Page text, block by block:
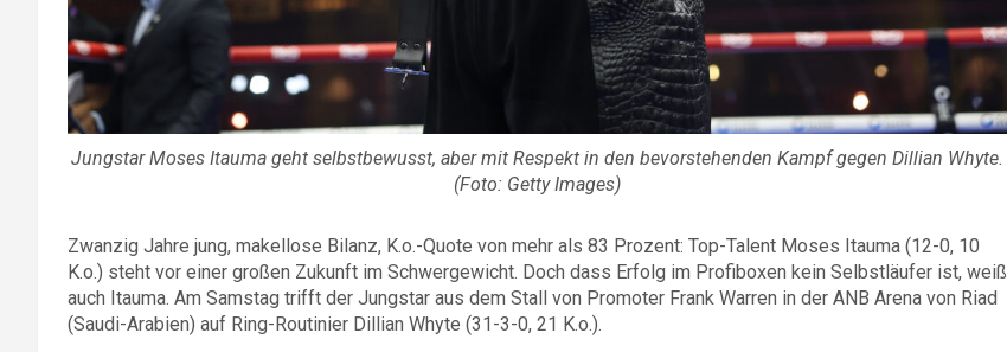
Jungstar Moses Itauma geht selbstbewusst, aber mit Respekt in den bevorstehenden Kampf gegen Dillian Whyte.
(Foto: Getty Images)
Zwanzig Jahre jung, makellose Bilanz, K.o.-Quote von mehr als 83 Prozent: Top-Talent Moses Itauma (12-0, 10
K.o.) steht vor einer großen Zukunft im Schwergewicht. Doch dass Erfolg im Profiboxen kein Selbstläufer ist, weiß
auch Itauma. Am Samstag trifft der Jungstar aus dem Stall von Promoter Frank Warren in der ANB Arena von Riad
(Saudi-Arabien) auf Ring-Routinier Dillian Whyte (31-3-0, 21 K.o.).